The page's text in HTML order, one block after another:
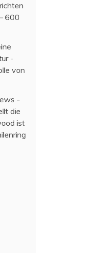
600
-
von
-
die
ist